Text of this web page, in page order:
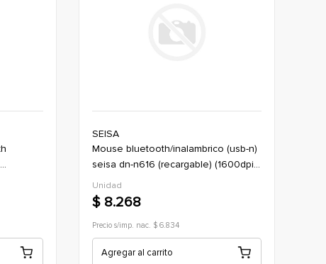
SEISA
mouse bluetooth/inalambrico (usb-n)
seisa dn-n616 (recargable) (1600dpi)
(boton x4) *negro (oficina)
Unidad
$ 8.268
Precio s/imp. nac. $ 6.834
Agregar al carrito